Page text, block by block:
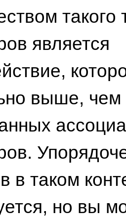
такого
является
выше, чем
в таком
но вы